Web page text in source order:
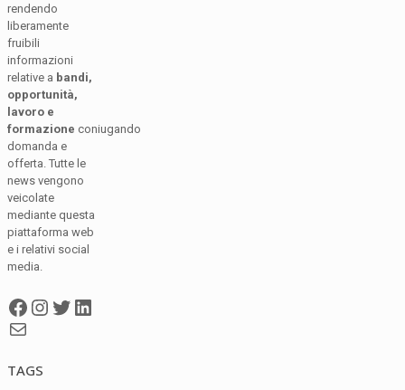
rendendo
liberamente
fruibili
informazioni
relative a bandi,
opportunità,
lavoro e
formazione coniugando
domanda e
offerta. Tutte le
news vengono
veicolate
mediante questa
piattaforma web
e i relativi social
media.
Facebook
Instagram
Twitter
LinkedIn
Mail
TAGS